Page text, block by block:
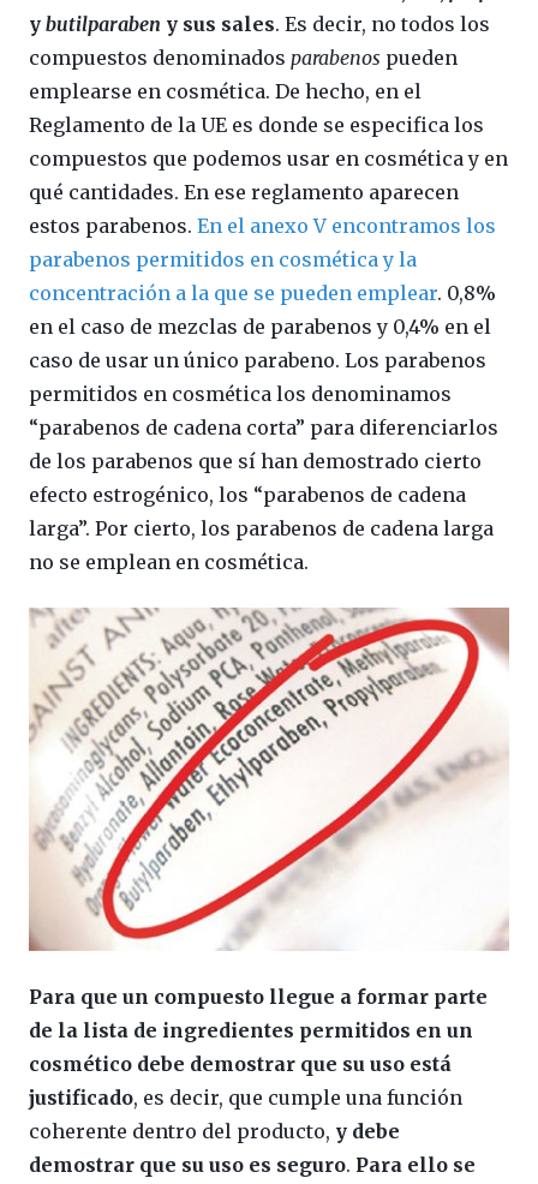
y butilparaben y sus sales. Es decir, no todos los
compuestos denominados parabenos pueden
emplearse en cosmética. De hecho, en el
Reglamento de la UE es donde se especifica los
compuestos que podemos usar en cosmética y en
qué cantidades. En ese reglamento aparecen
estos parabenos. En el anexo V encontramos los
parabenos permitidos en cosmética y la
concentración a la que se pueden emplear. 0,8%
en el caso de mezclas de parabenos y 0,4% en el
caso de usar un único parabeno. Los parabenos
permitidos en cosmética los denominamos
“parabenos de cadena corta” para diferenciarlos
de los parabenos que sí han demostrado cierto
efecto estrogénico, los “parabenos de cadena
larga”. Por cierto, los parabenos de cadena larga
no se emplean en cosmética.
Para que un compuesto llegue a formar parte
de la lista de ingredientes permitidos en un
cosmético debe demostrar que su uso está
justificado, es decir, que cumple una función
coherente dentro del producto, y debe
demostrar que su uso es seguro. Para ello se